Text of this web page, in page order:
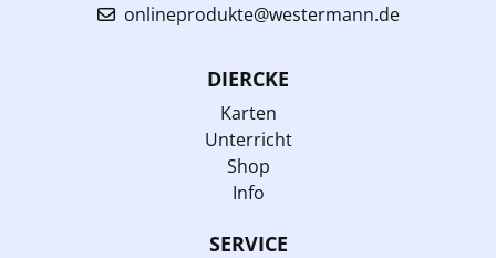
onlineprodukte@westermann.de
DIERCKE
Karten
Unterricht
Shop
Info
SERVICE